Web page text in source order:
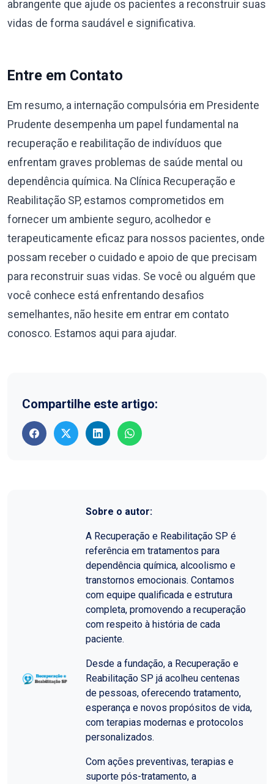
abrangente que ajude os pacientes a reconstruir suas
vidas de forma saudável e significativa.
Entre em Contato
Em resumo, a internação compulsória em Presidente
Prudente desempenha um papel fundamental na
recuperação e reabilitação de indivíduos que
enfrentam graves problemas de saúde mental ou
dependência química. Na Clínica Recuperação e
Reabilitação SP, estamos comprometidos em
fornecer um ambiente seguro, acolhedor e
terapeuticamente eficaz para nossos pacientes, onde
possam receber o cuidado e apoio de que precisam
para reconstruir suas vidas. Se você ou alguém que
você conhece está enfrentando desafios
semelhantes, não hesite em entrar em contato
conosco. Estamos aqui para ajudar.
Compartilhe este artigo:
Sobre o autor:
A Recuperação e Reabilitação SP é
referência em tratamentos para
dependência química, alcoolismo e
transtornos emocionais. Contamos
com equipe qualificada e estrutura
completa, promovendo a recuperação
com respeito à história de cada
paciente.
Desde a fundação, a Recuperação e
Reabilitação SP já acolheu centenas
de pessoas, oferecendo tratamento,
esperança e novos propósitos de vida,
com terapias modernas e protocolos
personalizados.
Com ações preventivas, terapias e
suporte pós-tratamento, a